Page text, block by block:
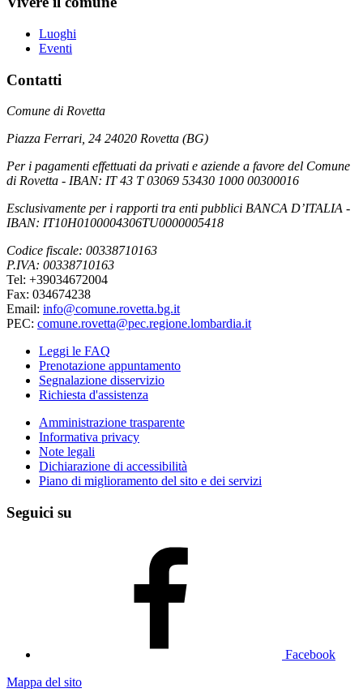
Luoghi
Eventi
Contatti
Comune di Rovetta
Piazza Ferrari, 24 24020 Rovetta (BG)
Per i pagamenti effettuati da privati e aziende a favore del Comune
di Rovetta - IBAN: IT 43 T 03069 53430 1000 00300016
Esclusivamente per i rapporti tra enti pubblici BANCA D’ITALIA -
IBAN: IT10H0100004306TU0000005418
Codice fiscale: 00338710163
P.IVA: 00338710163
Tel: +39034672004
Fax: 034674238
Email: info@comune.rovetta.bg.it
PEC: comune.rovetta@pec.regione.lombardia.it
Leggi le FAQ
Prenotazione appuntamento
Segnalazione disservizio
Richiesta d'assistenza
Amministrazione trasparente
Informativa privacy
Note legali
Dichiarazione di accessibilità
Piano di miglioramento del sito e dei servizi
Seguici su
Facebook
Mappa del sito